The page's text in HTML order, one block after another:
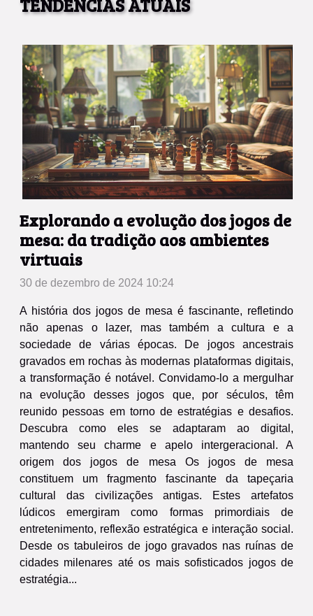
TENDÊNCIAS ATUAIS
Explorando a evolução dos jogos de
mesa: da tradição aos ambientes
virtuais
30 de dezembro de 2024 10:24
A história dos jogos de mesa é fascinante, refletindo
não apenas o lazer, mas também a cultura e a
sociedade de várias épocas. De jogos ancestrais
gravados em rochas às modernas plataformas digitais,
a transformação é notável. Convidamo-lo a mergulhar
na evolução desses jogos que, por séculos, têm
reunido pessoas em torno de estratégias e desafios.
Descubra como eles se adaptaram ao digital,
mantendo seu charme e apelo intergeracional. A
origem dos jogos de mesa Os jogos de mesa
constituem um fragmento fascinante da tapeçaria
cultural das civilizações antigas. Estes artefatos
lúdicos emergiram como formas primordiais de
entretenimento, reflexão estratégica e interação social.
Desde os tabuleiros de jogo gravados nas ruínas de
cidades milenares até os mais sofisticados jogos de
estratégia...